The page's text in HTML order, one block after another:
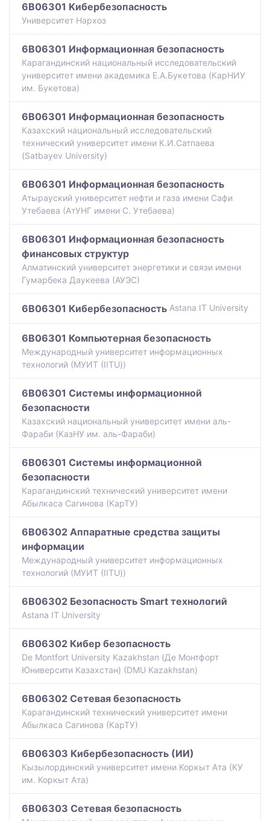
6B06301 Kибербезопасность
Университет Нархоз
6B06301 Информационная безопасность
Карагандинский национальный исследовательский
университет имени академика Е.А.Букетова (КарНИУ
им. Букетова)
6B06301 Информационная безопасность
Казахский национальный исследовательский
технический университет имени К.И.Сатпаева
(Satbayev University)
6B06301 Информационная безопасность
Атырауский университет нефти и газа имени Сафи
Утебаева (АтУНГ имени С. Утебаева)
6B06301 Информационная безопасность
финансовых структур
Алматинский университет энергетики и связи имени
Гумарбека Даукеева (АУЭС)
6B06301 Кибербезопасность Astana IT University
6B06301 Компьютерная безопасность
Международный университет информационных
технологий (МУИТ (IITU))
6B06301 Системы информационной
безопасности
Казахский национальный университет имени аль-
Фараби (КазНУ им. аль-Фараби)
6B06301 Системы информационной
безопасности
Карагандинский технический университет имени
Абылкаса Сагинова (КарТУ)
6B06302 Аппаратные средства защиты
информации
Международный университет информационных
технологий (МУИТ (IITU))
6B06302 Безопасность Smart технологий
Astana IT University
6B06302 Кибер безопасность
De Montfort University Kazakhstan (Де Монтфорт
Юниверсити Казахстан) (DMU Kazakhstan)
6B06302 Сетевая безопасность
Карагандинский технический университет имени
Абылкаса Сагинова (КарТУ)
6B06303 Кибербезопасность (ИИ)
Кызылординский университет имени Коркыт Ата (КУ
им. Коркыт Ата)
6B06303 Сетевая безопасность